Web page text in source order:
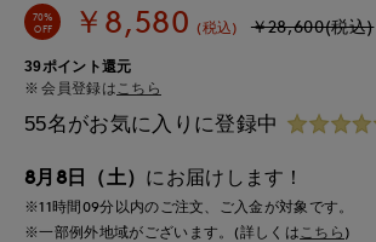
70%
OFF ￥8,580 (税込) ￥28,600(税込)
39ポイント還元
会員登録はこちら
55名がお気に入りに登録中
8月8日（土） にお届けします！
※11時間09分以内のご注文、ご入金が対象です。
※一部例外地域がございます。(詳しくは こちら )